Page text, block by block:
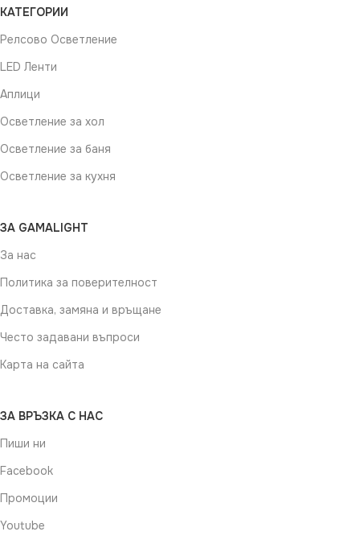
КАТЕГОРИИ
Релсово Осветление
LED Ленти
Аплици
Осветление за хол
Осветление за баня
Осветление за кухня
ЗА GAMALIGHT
За нас
Политика за поверителност
Доставка, замяна и връщане
Често задавани въпроси
Карта на сайта
ЗА ВРЪЗКА С НАС
Пиши ни
Facebook
Промоции
Youtube